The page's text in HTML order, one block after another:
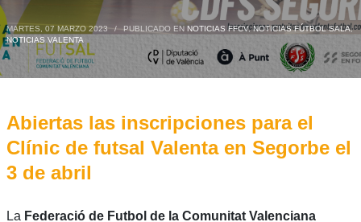
MARTES, 07 MARZO 2023 / PUBLICADO EN NOTICIAS FFCV,NOTICIAS FÚTBOL SALA,
NOTICIAS VALENTA
Abiertas las inscripciones para el
Clínic de futsal Valenta en Segorbe el
3 de abril
La Federació de Futbol de la Comunitat Valenciana